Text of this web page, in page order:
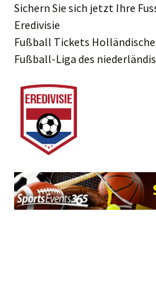
Sichern Sie sich jetzt Ihre
Eredivisie
Fußball Tickets
Fußball-Liga des